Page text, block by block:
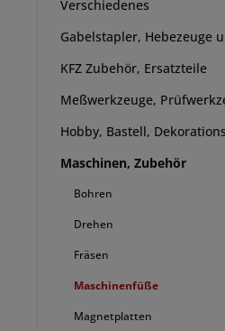
Verschiedenes
Gabelstapler, Hebezeuge
KFZ Zubehör, Ersatzteile
Meßwerkzeuge,
Hobby, Bastell,
Maschinen, Zubehör
Bohren
Drehen
Fräsen
Maschinenfüße
Magnetplatten